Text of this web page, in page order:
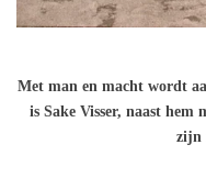
Met man en macht wordt
is Sake Visser, naast hem
zijn